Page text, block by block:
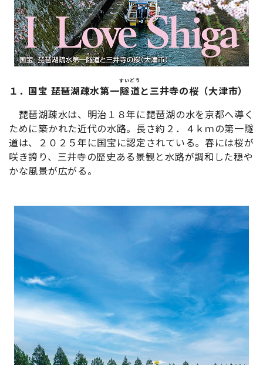
１．国宝 琵琶湖疎水第一隧
すい
道
どう
と三井寺の桜（大津市）
琵琶湖疎水は、明治１８年に琵琶湖の水を京都へ導く
ために築かれた近代の水路。長さ約２．４ｋｍの第一隧
道は、２０２５年に国宝に認定されている。春には桜が
咲き誇り、三井寺の歴史ある景観と水路が調和した穏や
かな風景が広がる。